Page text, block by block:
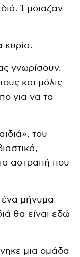
Έμοιαζαν
κυρία.
γνωρίσουν.
και μόλις
για να τα
του
αστραπή που
μήνυμα
θα είναι εδώ
μια ομάδα